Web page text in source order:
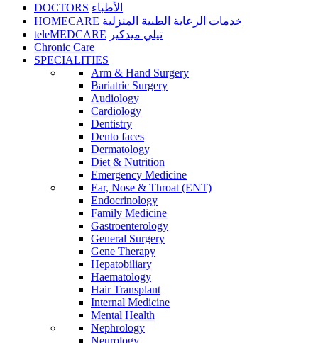
DOCTORS الأطباء
HOMECARE خدمات الرعاية الطبية المنزلية
teleMEDCARE تيلي ميدكير
Chronic Care
SPECIALITIES
Arm & Hand Surgery
Bariatric Surgery
Audiology
Cardiology
Dentistry
Dento faces
Dermatology
Diet & Nutrition
Emergency Medicine
Ear, Nose & Throat (ENT)
Endocrinology
Family Medicine
Gastroenterology
General Surgery
Gene Therapy
Hepatobiliary
Haematology
Hair Transplant
Internal Medicine
Mental Health
Nephrology
Neurology